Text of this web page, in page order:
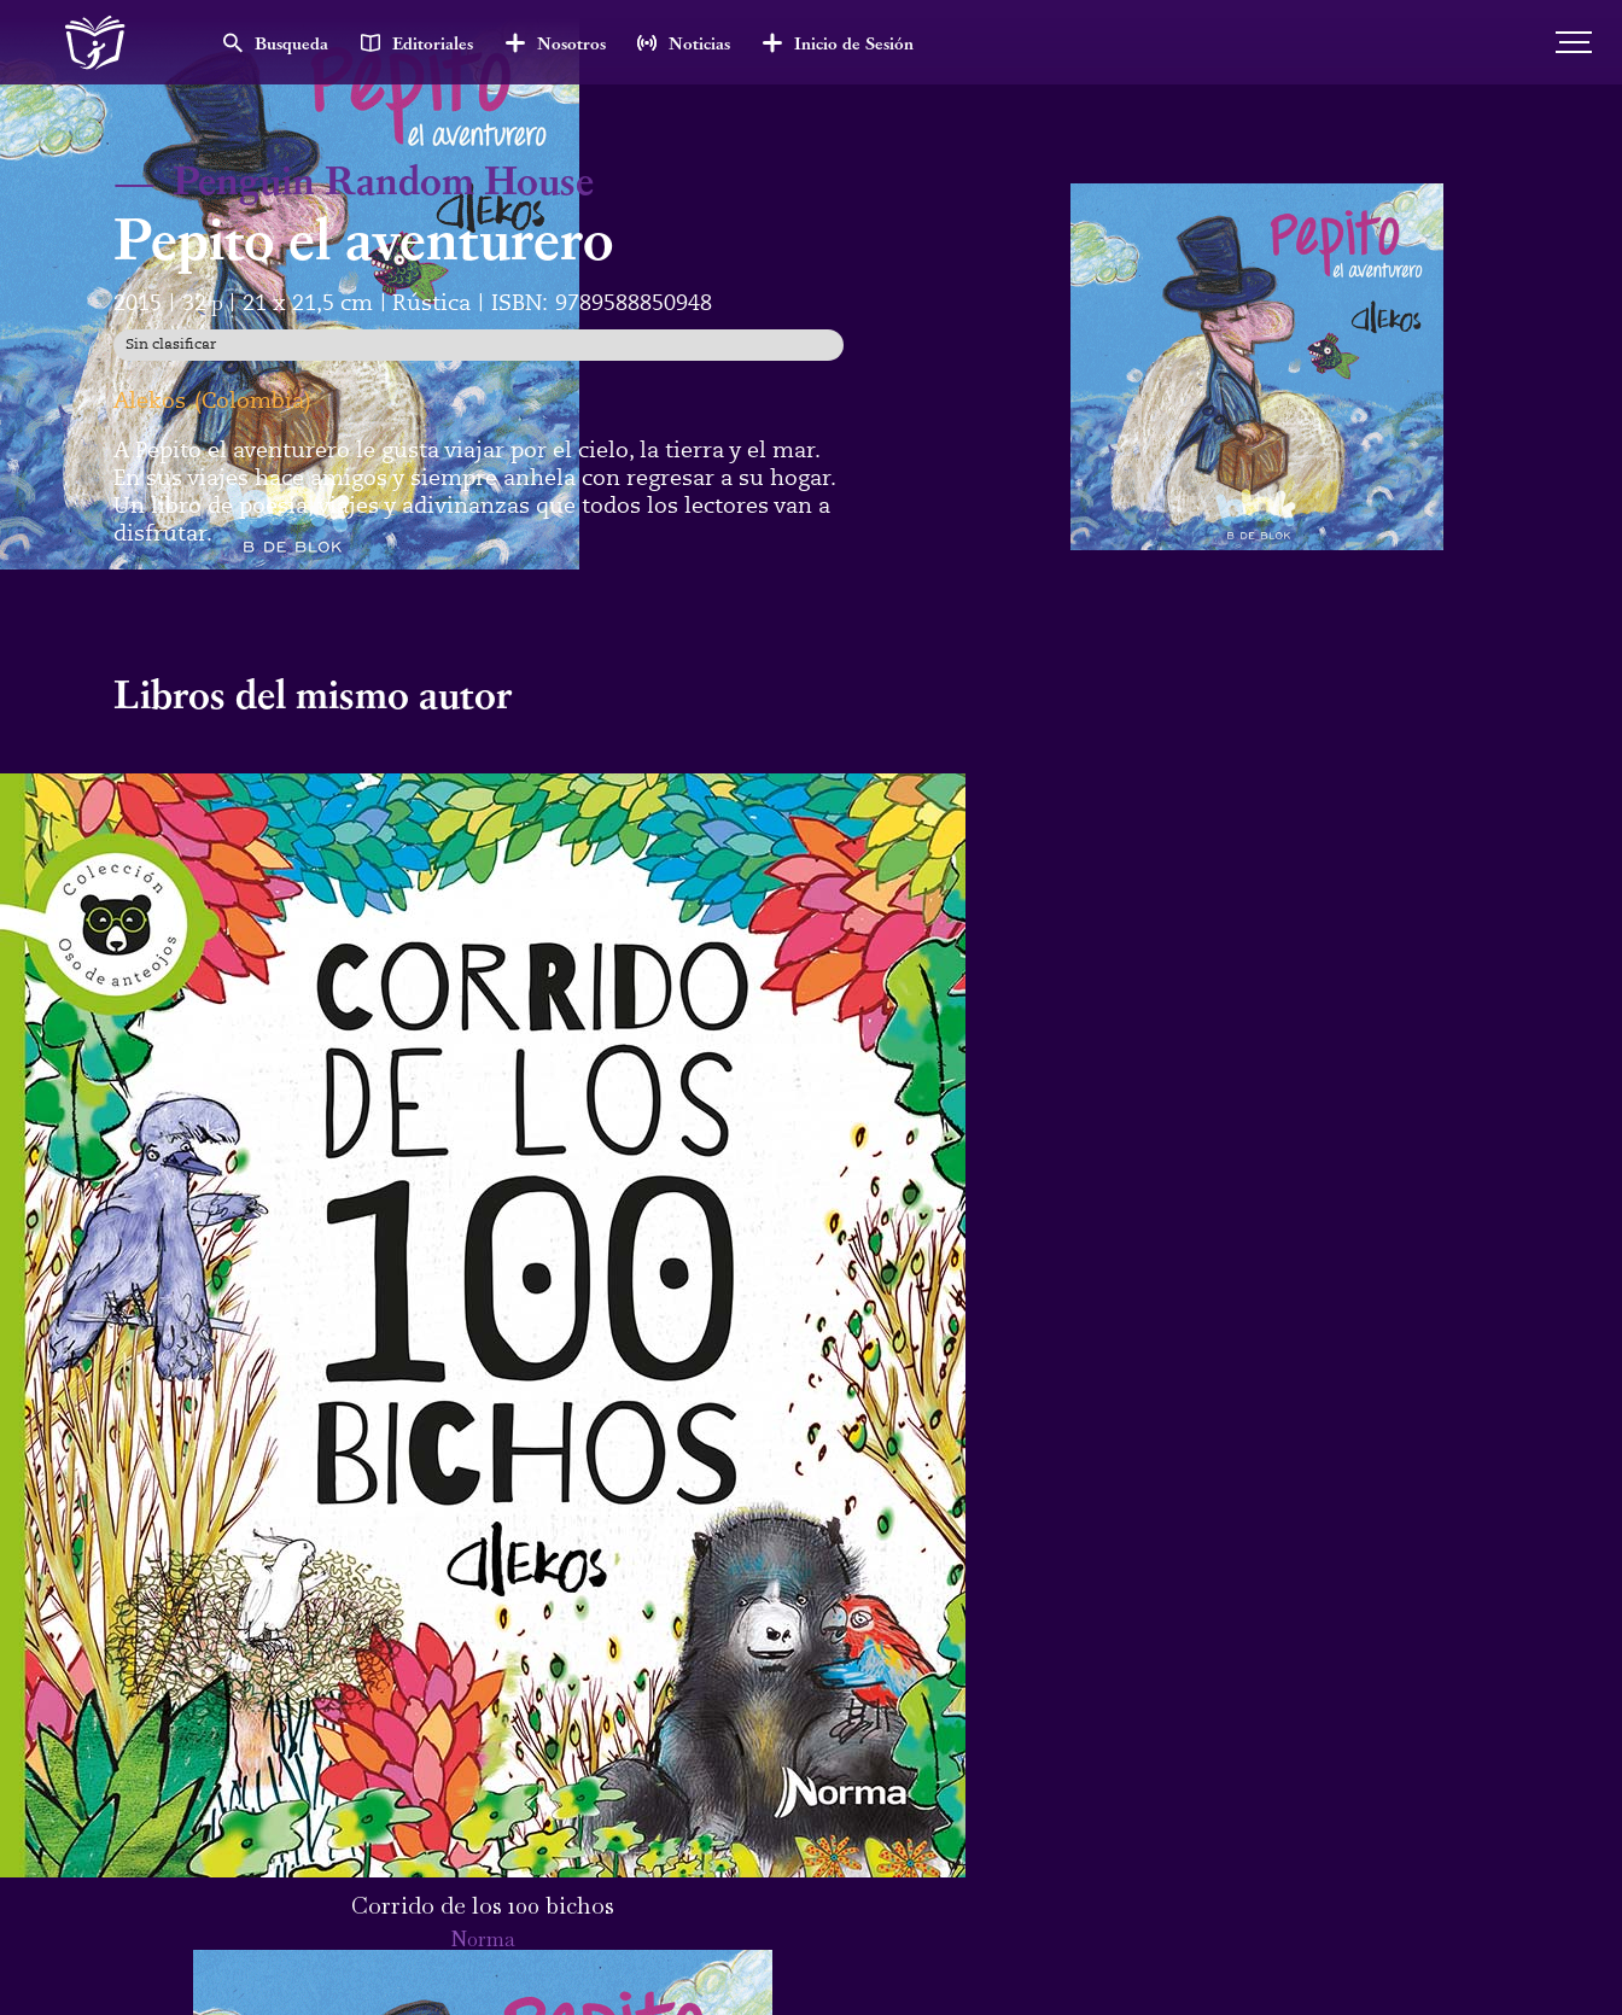
Busqueda Editoriales Nosotros Noticias Inicio de Sesión
— Penguin Random House
Pepito el aventurero
2015 | 32p | 21 x 21,5 cm Rústica ISBN: 9789588850948
Sin clasificar
Alekos (Colombia)
A Pepito el aventurero le gusta viajar por el cielo, la tierra y el mar.
En sus viajes hace amigos y siempre anhela con regresar a su hogar.
Un libro de poesía, viajes y adivinanzas que todos los lectores van a
disfrutar.
Libros del mismo autor
Corrido de los 100 bichos
Norma